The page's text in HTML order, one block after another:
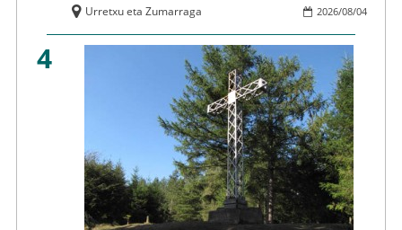
2026/08/04
Urretxu eta Zumarraga
4